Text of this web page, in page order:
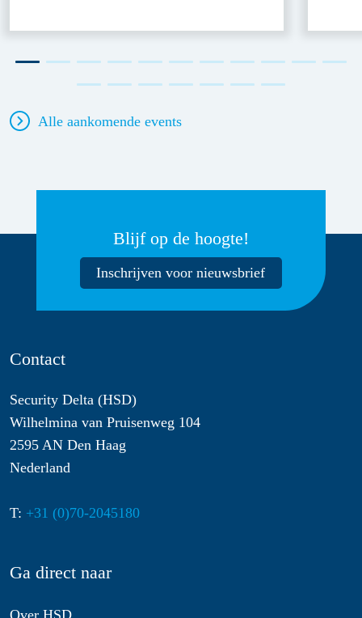
Alle aankomende events
Blijf op de hoogte!
Inschrijven voor nieuwsbrief
Contact
Security Delta (HSD)
Wilhelmina van Pruisenweg 104
2595 AN Den Haag
Nederland
T: +31 (0)70-2045180
Ga direct naar